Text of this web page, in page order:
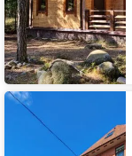
Отель
Викинг